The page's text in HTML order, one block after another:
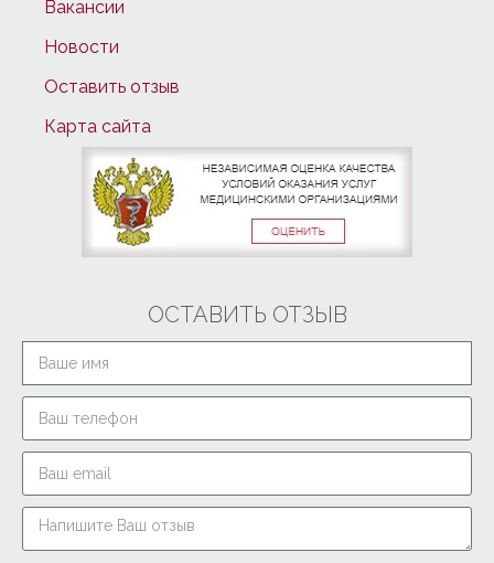
Вакансии
Новости
Оставить отзыв
Карта сайта
ОСТАВИТЬ ОТЗЫВ